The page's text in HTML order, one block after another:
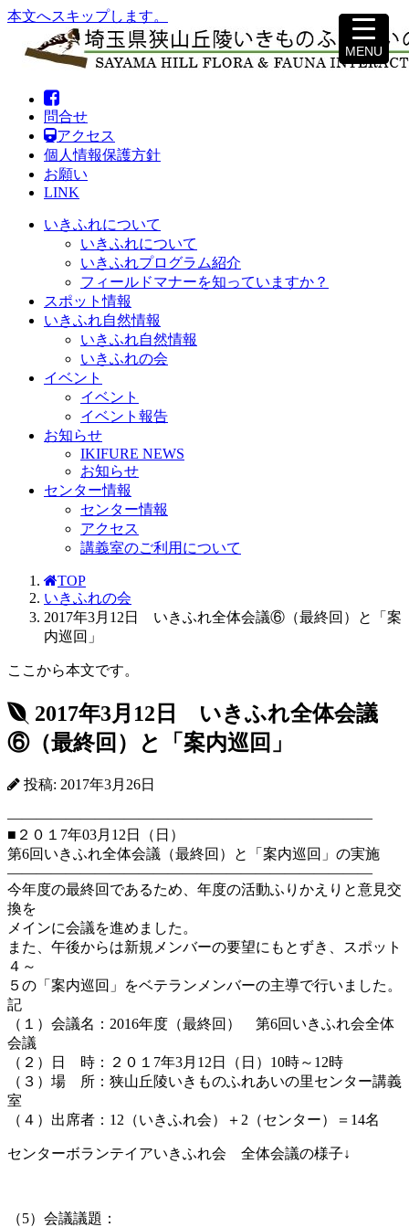
本文へスキップします。
問合せ
アクセス
個人情報保護方針
お願い
LINK
いきふれについて
いきふれについて
いきふれプログラム紹介
フィールドマナーを知っていますか？
スポット情報
いきふれ自然情報
いきふれ自然情報
いきふれの会
イベント
イベント
イベント報告
お知らせ
IKIFURE NEWS
お知らせ
センター情報
センター情報
アクセス
講義室のご利用について
TOP
いきふれの会
2017年3月12日 いきふれ全体会議⑥（最終回）と「案
内巡回」
ここから本文です。
2017年3月12日 いきふれ全体会議
⑥（最終回）と「案内巡回」
投稿: 2017年3月26日
—————————————————————————
■２０１7年03月12日（日）
第6回いきふれ全体会議（最終回）と「案内巡回」の実施
—————————————————————————
今年度の最終回であるため、年度の活動ふりかえりと意見交
換を
メインに会議を進めました。
また、午後からは新規メンバーの要望にもとずき、スポット
４～
５の「案内巡回」をベテランメンバーの主導で行いました。
記
（１）会議名：2016年度（最終回） 第6回いきふれ会全体
会議
（２）日 時：２０１7年3月12日（日）10時～12時
（３）場 所：狭山丘陵いきものふれあいの里センター講義
室
（４）出席者：12（いきふれ会）＋2（センター）＝14名
センターボランテイアいきふれ会 全体会議の様子↓
（5）会議議題：
MENU
MENU